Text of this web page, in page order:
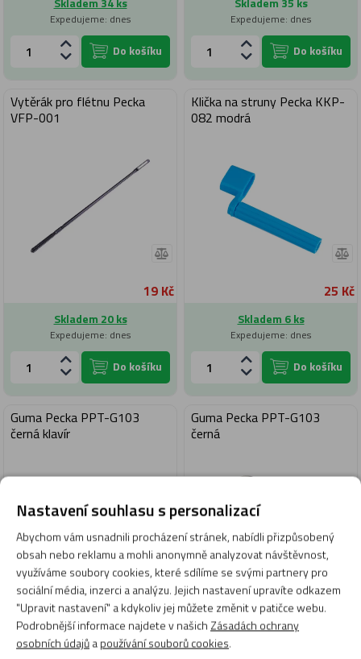
Expedujeme: dnes
Do košíku
Expedujeme: dnes
Do košíku
Vytěrák pro flétnu Pecka
VFP-001
19 Kč
Skladem 20 ks
Expedujeme: dnes
Do košíku
Klička na struny Pecka KKP-
082 modrá
25 Kč
Skladem 6 ks
Expedujeme: dnes
Do košíku
Guma Pecka PPT-G103
černá klavír
25 Kč
Skladem 31 ks
Expedujeme: dnes
Guma Pecka PPT-G103
černá
25 Kč
Skladem 31 ks
Nastavení souhlasu s personalizací
Abychom vám usnadnili procházení stránek, nabídli přizpůsobený
obsah nebo reklamu a mohli anonymně analyzovat návštěvnost,
využíváme soubory cookies, které sdílíme se svými partnery pro
sociální média, inzerci a analýzu. Jejich nastavení upravíte odkazem
"Upravit nastavení" a kdykoliv jej můžete změnit v patičce webu.
Podrobnější informace najdete v našich Zásadách ochrany
osobních údajůapoužívání souborů cookies.